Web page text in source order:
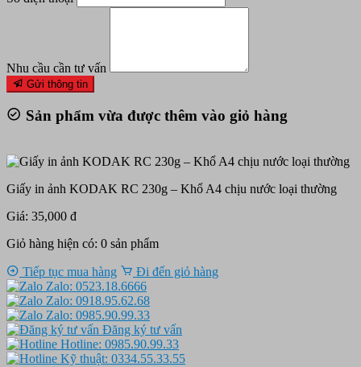
Nhu cầu cần tư vấn
Gửi thông tin
Sản phẩm vừa được thêm vào giỏ hàng
Giấy in ảnh KODAK RC 230g – Khổ A4 chịu nước loại thường
Giá: 35,000 đ
Giỏ hàng hiện có: 0 sản phẩm
Tiếp tục mua hàng
Đi đến giỏ hàng
Zalo: 0523.18.6666
Zalo: 0918.95.62.68
Zalo: 0985.90.99.33
Đăng ký tư vấn
Hotline: 0985.90.99.33
Kỹ thuật: 0334.55.33.55